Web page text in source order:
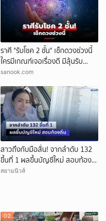
ราศี "รับโชค 2 ชั้น" เช็กดวงช่วงนี้
ใครมีเกณฑ์เจอเรื่องดี มีลุ้นรับ
ความปัง
sanook.com
สาวถึงกับมือสั่น! จากลำดับ 132
ขึ้นที่ 1 ผลขึ้นบัญชีใหม่ สอบท้อง
ถิ่น
สยามนิวส์
02